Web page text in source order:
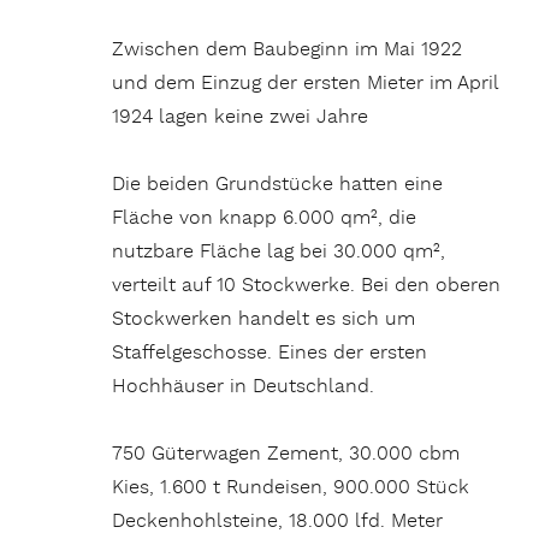
Zwischen dem Baubeginn im Mai 1922
und dem Einzug der ersten Mieter im April
1924 lagen keine zwei Jahre
Die beiden Grundstücke hatten eine
Fläche von knapp 6.000 qm², die
nutzbare Fläche lag bei 30.000 qm²,
verteilt auf 10 Stockwerke. Bei den oberen
Stockwerken handelt es sich um
Staffelgeschosse. Eines der ersten
Hochhäuser in Deutschland.
750 Güterwagen Zement, 30.000 cbm
Kies, 1.600 t Rundeisen, 900.000 Stück
Deckenhohlsteine, 18.000 lfd. Meter